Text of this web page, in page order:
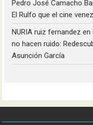
Pedro José Camacho
El Rulfo que el cine
NURIA ruiz fernandez en
no hacen ruido:
Asunción García